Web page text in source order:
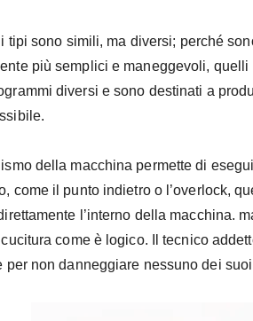
tipi sono simili, ma diversi; perché
più semplici e maneggevoli,
diversi e sono destinati a
della macchina permette di
come il punto indietro o l’overlock,
l’interno della macchina.
come è logico. Il tecnico
per non danneggiare nessuno dei